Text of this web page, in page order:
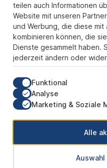
Der Pokal & Vereinsbedarf
Ihr Spezialist für Pokale,
Resin, mit einem Fokus auf
Kundenservice zeichnet
Zuverlässigkeit aus, um
verstehen die Bedeutung
Erwartungen übertrifft. Ob
PokalExpress erwartet Sie
Unsere Communities
teilen auch Informationen
Website mit unseren
und Werbung, die diese mit
kombinieren können, die
Dienste gesammelt haben.
jederzeit ändern oder
Funktional
Analyse
Marketing & Soziale
Alle